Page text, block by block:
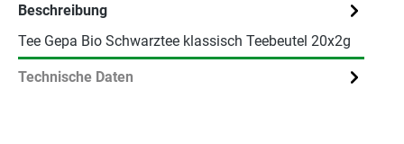
Beschreibung
Tee Gepa Bio Schwarztee klassisch Teebeutel 20x2g
Technische Daten